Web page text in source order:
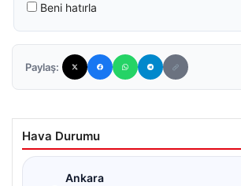
Beni hatırla
Paylaş:
Hava Durumu
Ankara